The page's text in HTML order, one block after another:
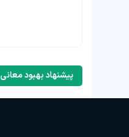
پیشنهاد بهبود معانی